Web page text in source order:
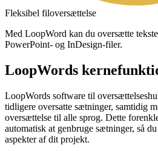
Fleksibel filoversættelse
Med LoopWord kan du oversætte
PowerPoint- og InDesign-filer.
LoopWords
LoopWords software til
tidligere oversatte sætninger, samtidig
oversættelse til alle sprog. Dette
automatisk at genbruge sætninger, så
aspekter af dit projekt.